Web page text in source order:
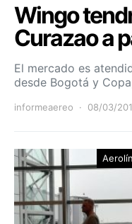
Wingo
Curazao a
El mercado es
desde Bogotá y
informeaereo 08/03/